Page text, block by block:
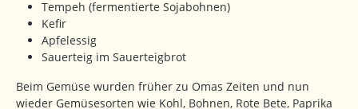
Tempeh (fermentierte Sojabohnen)
Kefir
Apfelessig
Sauerteig im Sauerteigbrot
Beim Gemüse wurden früher zu Omas Zeiten und nun
wieder Gemüsesorten wie Kohl, Bohnen, Rote Bete, Paprika